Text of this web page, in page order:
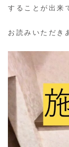
することが出来
お読みいただき